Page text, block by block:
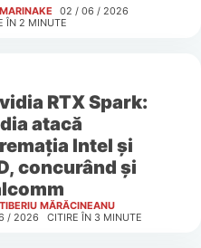
MARINAKE
02 / 06 / 2026
ÎN 2 MINUTE
RTX Spark:
atacă
Intel și
concurând și
TIBERIU MĂRĂCINEANU
/ 2026
CITIRE ÎN 3 MINUTE